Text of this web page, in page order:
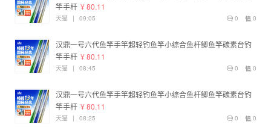
竿手杆 ¥ 80.11
0
0
天猫 | 09:05
汉鼎一号六代鱼竿手竿超轻钓鱼竿小综合鱼杆鲫鱼竿碳素台钓
竿手杆 ¥ 80.11
0
0
天猫 | 08:45
汉鼎一号六代鱼竿手竿超轻钓鱼竿小综合鱼杆鲫鱼竿碳素台钓
竿手杆 ¥ 80.11
0
0
天猫 | 08:25